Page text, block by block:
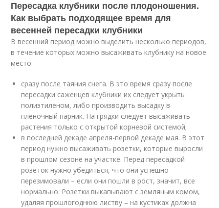
Пересадка клубники после плодоношения.
Как выбрать подходящее время для
весенней пересадки клубники
В весенний период можно выделить несколько периодов,
в течение которых можно высаживать клубнику на новое
место:
сразу после таяния снега. В это время сразу после
пересадки саженцев клубники их следует укрыть
полиэтиленом, либо производить высадку в
пленочный парник. На грядки следует высаживать
растения только с открытой корневой системой;
в последней декаде апреля-первой декаде мая. В этот
период нужно высаживать розетки, которые выросли
в прошлом сезоне на участке. Перед пересадкой
розеток нужно убедиться, что они успешно
перезимовали – если они пошли в рост, значит, все
нормально. Розетки выкапывают с земляным комом,
удаляя прошлогоднюю листву – на кустиках должна